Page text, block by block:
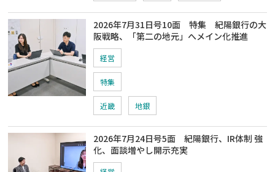
2026年7月31日号10面 特集 紀陽銀行の大
阪戦略、「第二の地元」へメイン化推進
経営
特集
近畿 地銀
2026年7月24日号5面 紀陽銀行、IR体制 強
化、面談増やし開示充実